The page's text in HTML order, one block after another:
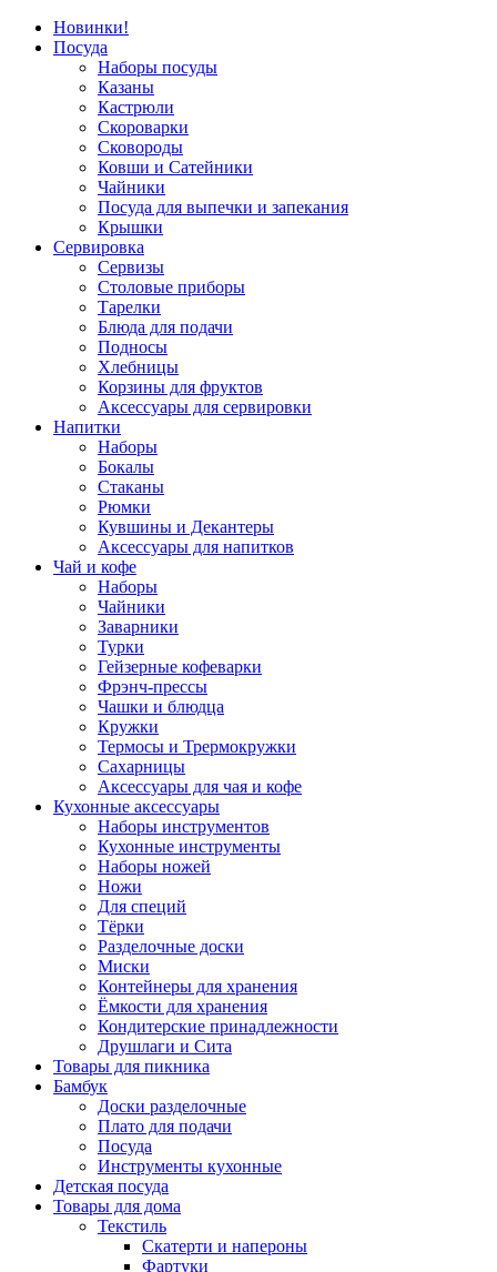
Новинки!
Посуда
Наборы посуды
Казаны
Кастрюли
Скороварки
Сковороды
Ковши и Сатейники
Чайники
Посуда для выпечки и запекания
Крышки
Сервировка
Сервизы
Столовые приборы
Тарелки
Блюда для подачи
Подносы
Хлебницы
Корзины для фруктов
Аксессуары для сервировки
Напитки
Наборы
Бокалы
Стаканы
Рюмки
Кувшины и Декантеры
Аксессуары для напитков
Чай и кофе
Наборы
Чайники
Заварники
Турки
Гейзерные кофеварки
Фрэнч-прессы
Чашки и блюдца
Кружки
Термосы и Трермокружки
Сахарницы
Аксессуары для чая и кофе
Кухонные аксессуары
Наборы инструментов
Кухонные инструменты
Наборы ножей
Ножи
Для специй
Тёрки
Разделочные доски
Миски
Контейнеры для хранения
Ёмкости для хранения
Кондитерские принадлежности
Друшлаги и Сита
Товары для пикника
Бамбук
Доски разделочные
Плато для подачи
Посуда
Инструменты кухонные
Детская посуда
Товары для дома
Текстиль
Скатерти и напероны
Фартуки